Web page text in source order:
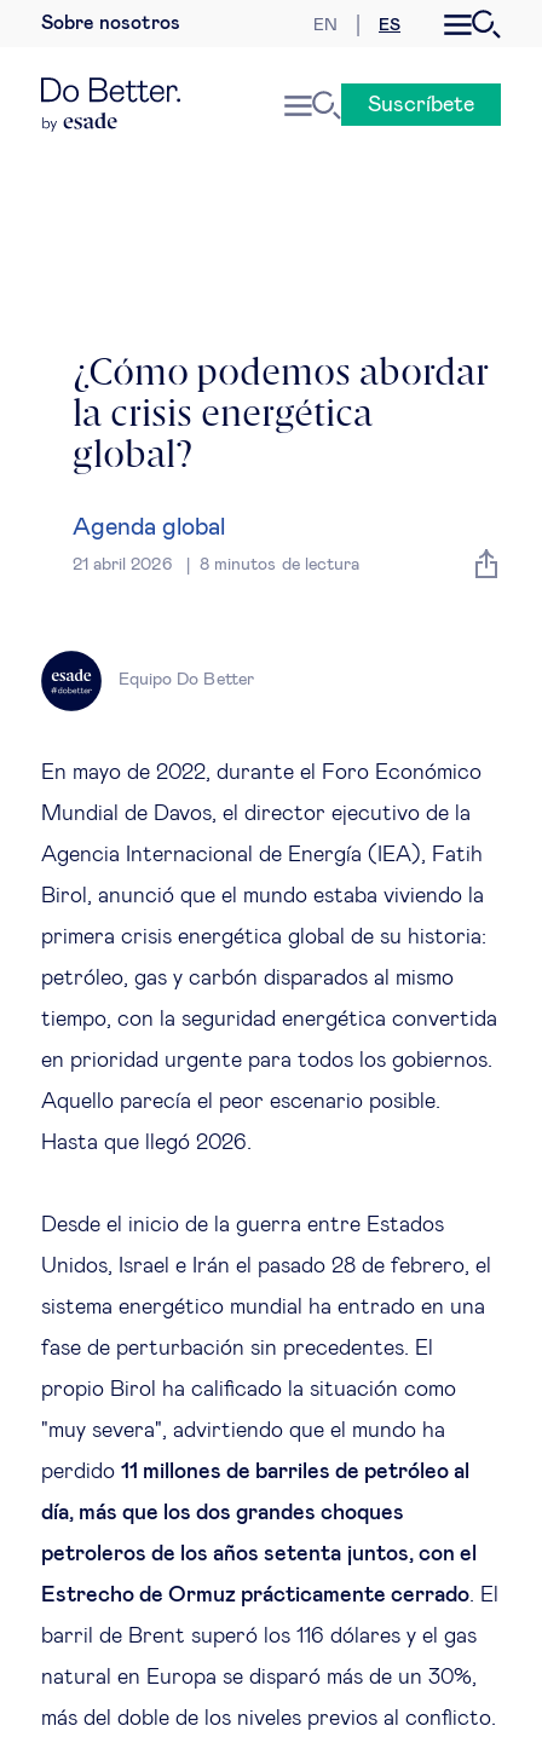
Sobre nosotros EN ES
Economía internacional
Empresa
Estrategia & modelos de negocio
Mujeres & negocios
Cambio tecnológico &
transformación digital
Datos & ciencias del comportamiento
Educación del futuro
Tecnología jurídica
Social
Cohesión social & integración
Gestión pública
Tecnología & personas
Ética empresarial
Suscríbete
¿Cómo podemos abordar
la crisis energética
global?
Agenda global
21 abril 2026 8minutos de lectura
Equipo Do Better
En mayo de 2022, durante el Foro Económico
Mundial de Davos, el director ejecutivo de la
Agencia Internacional de Energía (IEA), Fatih
Birol, anunció que el mundo estaba viviendo la
primera crisis energética global de su historia:
petróleo, gas y carbón disparados al mismo
tiempo, con la seguridad energética convertida
en prioridad urgente para todos los gobiernos.
Aquello parecía el peor escenario posible.
Hasta que llegó 2026.
Desde el inicio de la guerra entre Estados
Unidos, Israel e Irán el pasado 28 de febrero, el
sistema energético mundial ha entrado en una
fase de perturbación sin precedentes. El
propio Birol ha calificado la situación como
"muy severa", advirtiendo que el mundo ha
perdido 11 millones de barriles de petróleo al
día, más que los dos grandes choques
petroleros de los años setenta juntos, con el
Estrecho de Ormuz prácticamente cerrado . El
barril de Brent superó los 116 dólares y el gas
natural en Europa se disparó más de un 30%,
más del doble de los niveles previos al conflicto.